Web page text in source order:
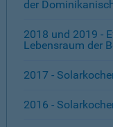
der
2018 und 2019 -
Lebensraum der
2017 -
2016 -